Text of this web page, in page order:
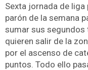
Sexta jornada de liga
parón de la semana
sumar sus
quieren salir de la
por el ascenso de
puntos. Todo ello